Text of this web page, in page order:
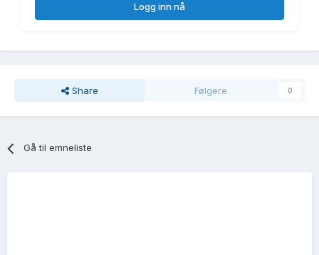
Logg inn nå
Share Følgere 0
Gå til emneliste